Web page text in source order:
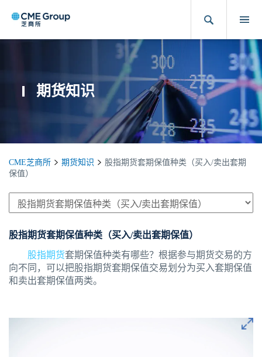
期货知识
CME芝商所 期货知识
股指期货套期保值种类（买入/卖出套期
保值）
股指期货套期保值种类（买入/卖出套期保值）
股指期货套期保值种类有哪些？根据参与期货交易的方
向不同，可以把股指期货套期保值交易划分为买入套期保值
和卖出套期保值两类。